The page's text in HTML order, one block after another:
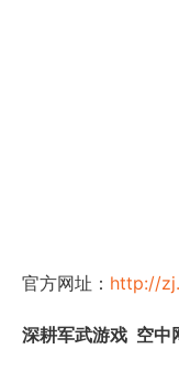
官方网址： http://
深耕军武游戏 空中